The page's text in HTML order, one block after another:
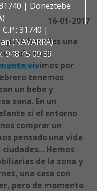
| Doneztebe
31740 |
(NAVARRA)
948 45 09 39
16-01-2017
para hacerles una
en el
vivimos por
tenemos
un bebe y
zona. En un
si el entorno
comprar un
pensado una vida
Hemos
de la zona y
una casa con
pero de momento